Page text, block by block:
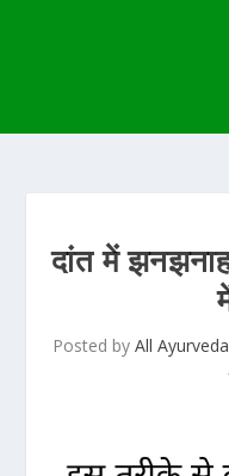
दांत में
Posted by All